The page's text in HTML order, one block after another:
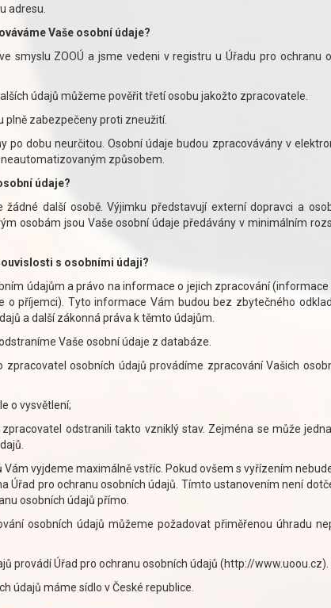
adresu.
Vaše osobní údaje?
smyslu ZOOÚ a jsme vedeni v registru u Úřadu pro ochranu
údajů můžeme pověřit třetí osobu jakožto zpracovatele.
plně zabezpečeny proti zneužití.
po dobu neurčitou. Osobní údaje budou zpracovávány v
způsobem.
údaje?
žádné další osobě. Výjimku představují externí dopravci a
osobám jsou Vaše osobní údaje předávány v minimálním
s osobními údaji?
údajům a právo na informace o jejich zpracování
o příjemci). Tyto informace Vám budou bez zbytečného
a další zákonná práva k těmto údajům.
Vaše osobní údaje z databáze.
zpracovatel osobních údajů provádíme zpracování Vašich
o vysvětlení;
odstranili takto vzniklý stav. Zejména se může
Vám vyjdeme maximálně vstříc. Pokud ovšem s vyřízením
Úřad pro ochranu osobních údajů. Tímto ustanovením není
osobních údajů přímo.
osobních údajů můžeme požadovat přiměřenou úhradu
provádí Úřad pro ochranu osobních údajů (http://www.uoou.cz).
údajů máme sídlo v České republice.